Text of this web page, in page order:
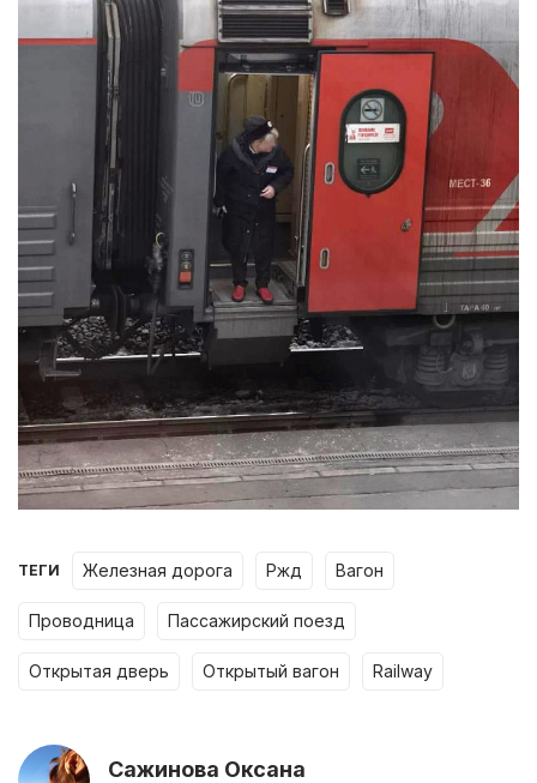
ТЕГИ железная дорога ржд вагон
проводница пассажирский поезд
открытая дверь открытый вагон railway
Сажинова Оксана